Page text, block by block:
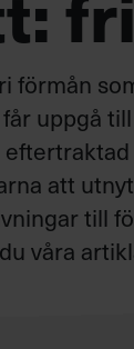
Chef GPT –
fickan
förmån
uppgå
att
till
våra